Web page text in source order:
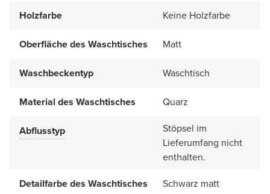
Holzfarbe Keine Holzfarbe
Oberfläche des Waschtisches Matt
Waschbeckentyp Waschtisch
Material des Waschtisches Quarz
Abflusstyp
Stöpsel im
Lieferumfang nicht
enthalten.
Detailfarbe des Waschtisches
Schwarz matt